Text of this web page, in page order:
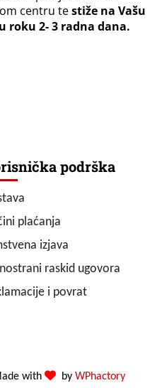
centru testiže na Vašu
roku 2- 3 radna dana.
podrška
plaćanja
izjava
raskid ugovora
i povrat
with by WPhactory